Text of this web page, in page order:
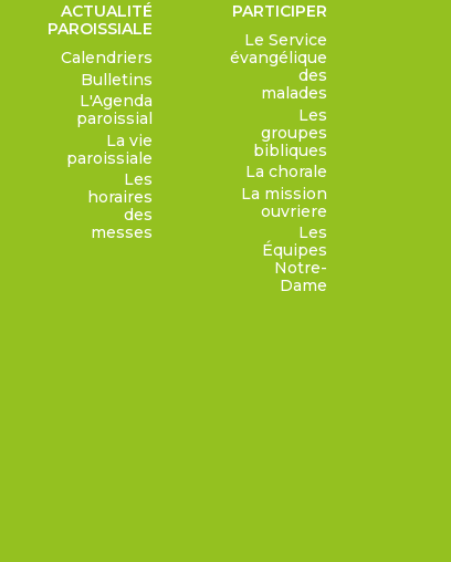
ACTUALITÉ
PAROISSIALE
Calendriers
Bulletins
L'Agenda
paroissial
La vie
paroissiale
Les
horaires
des
messes
PARTICIPER
Le Service
évangélique
des
malades
Les
groupes
bibliques
La chorale
La mission
ouvriere
Les
Équipes
Notre-
Dame